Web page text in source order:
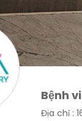
Bệnh
Địa chỉ :